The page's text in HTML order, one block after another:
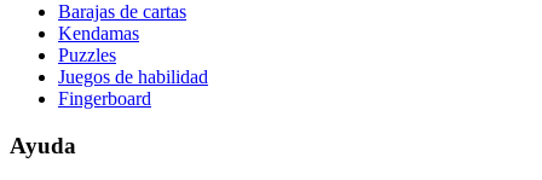
Barajas de cartas
Kendamas
Puzzles
Juegos de habilidad
Fingerboard
Ayuda